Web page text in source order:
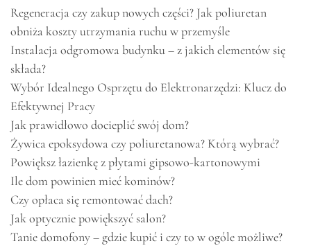
Regeneracja czy zakup nowych części? Jak poliuretan
obniża koszty utrzymania ruchu w przemyśle
Instalacja odgromowa budynku – z jakich elementów się
składa?
Wybór Idealnego Osprzętu do Elektronarzędzi: Klucz do
Efektywnej Pracy
Jak prawidłowo docieplić swój dom?
Żywica epoksydowa czy poliuretanowa? Którą wybrać?
Powiększ łazienkę z płytami gipsowo-kartonowymi
Ile dom powinien mieć kominów?
Czy opłaca się remontować dach?
Jak optycznie powiększyć salon?
Tanie domofony – gdzie kupić i czy to w ogóle możliwe?